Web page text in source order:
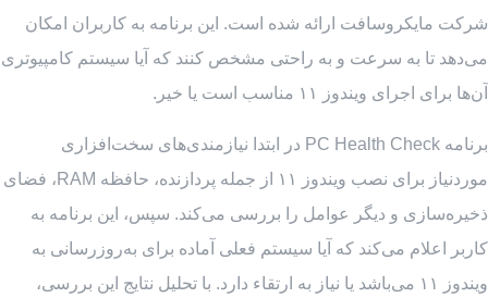
شرکت مایکروسافت ارائه شده است. این برنامه به کاربران امکان
می‌دهد تا به سرعت و به راحتی مشخص کنند که آیا سیستم کامپیوتری
آن‌ها برای اجرای ویندوز ۱۱ مناسب است یا خیر.
برنامه PC Health Check در ابتدا نیازمندی‌های سخت‌افزاری
موردنیاز برای نصب ویندوز ۱۱ از جمله پردازنده، حافظه RAM، فضای
ذخیره‌سازی و دیگر عوامل را بررسی می‌کند. سپس، این برنامه به
کاربر اعلام می‌کند که آیا سیستم فعلی آماده برای به‌روزرسانی به
ویندوز ۱۱ می‌باشد یا نیاز به ارتقاء دارد. با تحلیل نتایج این بررسی،